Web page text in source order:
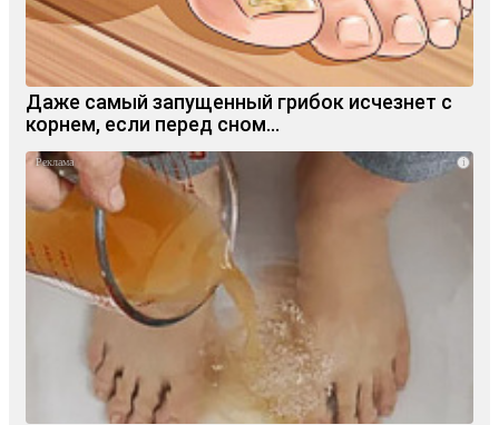
Даже самый запущенный грибок исчезнет с
корнем, если перед сном…
i